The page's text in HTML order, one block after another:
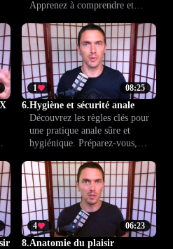
Apprenez à comprendre et
soient sociaux ou
psychologiques, pour vous
ouvrir à une sexualité plus riche
et épanouissante.
08:25
1
6.Hygiène et sécurité anale
Découvrez les règles clés pour
une pratique anale sûre et
hygiénique. Préparez-vous,
pleinement des plaisirs de la
prostate, en toute sérénité. Des
conseils simples pour explorer
sans crainte et prendre soin de
votre santé.
06:23
4
8.Anatomie du plaisir